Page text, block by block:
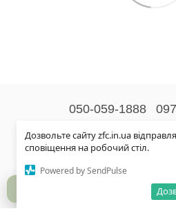
Дозвольте сайту zfc.in.ua
сповіщення на робочий стіл.
Powered by SendPulse
050-059-1888
Контактна
© 2026